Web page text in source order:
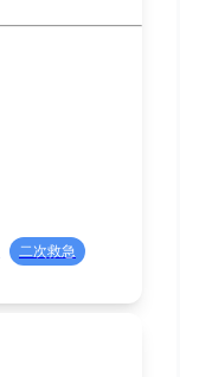
二次救急